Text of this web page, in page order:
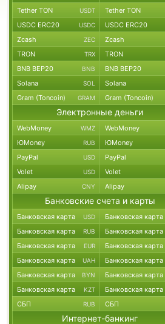
Tether TON USDT Tether TON
USDC ERC20 USDC USDC ERC20
Zcash ZEC Zcash
TRON TRX TRON
BNB BEP20 BNB BNB BEP20
Solana SOL Solana
Gram (Toncoin) GRAM Gram (Toncoin)
Электронные деньги
WebMoney WMZ WebMoney
ЮMoney RUB ЮMoney
PayPal USD PayPal
Volet USD Volet
Alipay CNY Alipay
Банковские счета и карты
Банковская карта USD Банковская карта
Банковская карта RUB Банковская карта
Банковская карта EUR Банковская карта
Банковская карта UAH Банковская карта
Банковская карта BYN Банковская карта
Банковская карта KZT Банковская карта
СБП RUB СБП
Интернет-банкинг